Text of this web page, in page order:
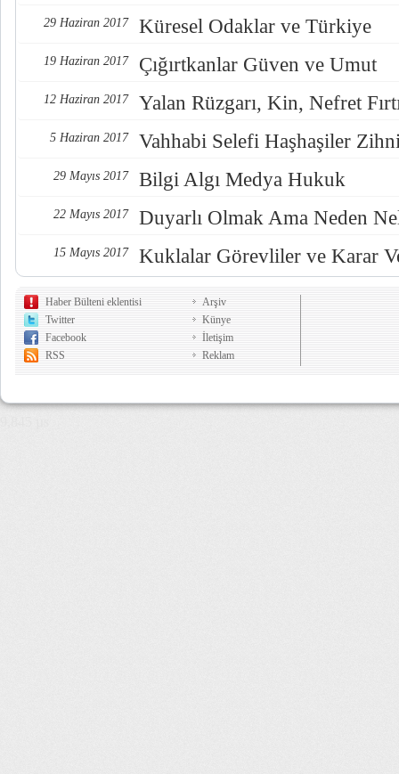
29 Haziran 2017 Küresel Odaklar ve Türkiye
19 Haziran 2017 Çığırtkanlar Güven ve Umut
12 Haziran 2017 Yalan Rüzgarı, Kin, Nefret
5 Haziran 2017 Vahhabi Selefi Haşhaşiler
29 Mayıs 2017 Bilgi Algı Medya Hukuk
22 Mayıs 2017 Duyarlı Olmak Ama Neden
15 Mayıs 2017 Kuklalar Görevliler ve Karar
Haber Bülteni eklentisi
Twitter
Facebook
RSS
Arşiv
Künye
İletişim
Reklam